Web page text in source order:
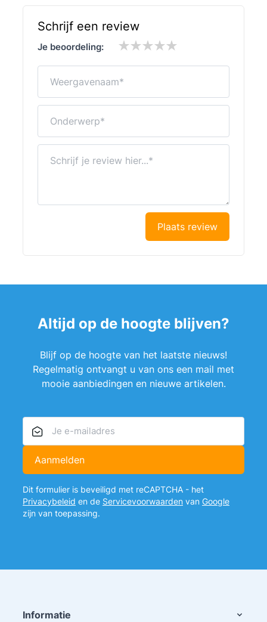
Schrijf een review
Je beoordeling:
Plaats review
Altijd op de hoogte blijven?
Blijf op de hoogte van het laatste nieuws!
Regelmatig ontvangt u van ons een mail met
mooie aanbiedingen en nieuwe artikelen.
Aanmelden
Dit formulier is beveiligd met reCAPTCHA - het
Privacybeleid en de Servicevoorwaarden van Google
zijn van toepassing.
Informatie